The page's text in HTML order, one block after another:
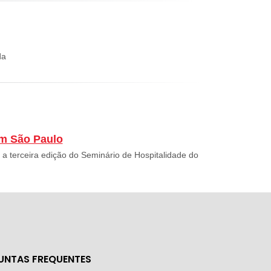
São Paulo
terceira edição do Seminário de Hospitalidade do
FREQUENTES